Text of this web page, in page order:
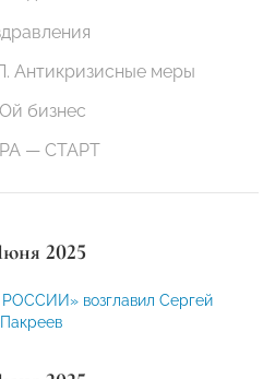
Антикризисные меры
бизнес
— СТАРТ
2025
возглавил Сергей
Пакреев